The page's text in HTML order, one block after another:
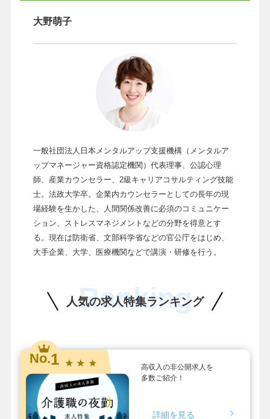
大野萌子
一般社団法人日本メンタルアップ支援機構（メンタルア
ップマネージャー資格認定機関）代表理事、公認心理
師、産業カウンセラー、2級キャリアコサルティング技能
士。法政大学卒。企業内カウンセラーとしての長年の現
場経験を生かした、人間関係改善に必須のコミュニケー
ション、ストレスマネジメントなどの分野を得意とす
る。現在は防衛省、文部科学省などの官公庁をはじめ、
大手企業、大学、医療機関などで講演・研修を行う。
人気の求人特集ランキング
Ranking
No.1 ★ ★ ★
高収入の非公開求人を
多数ご紹介！
詳細を見る